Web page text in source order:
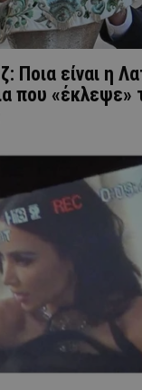
Ποια είναι η
που «έκλεψε»